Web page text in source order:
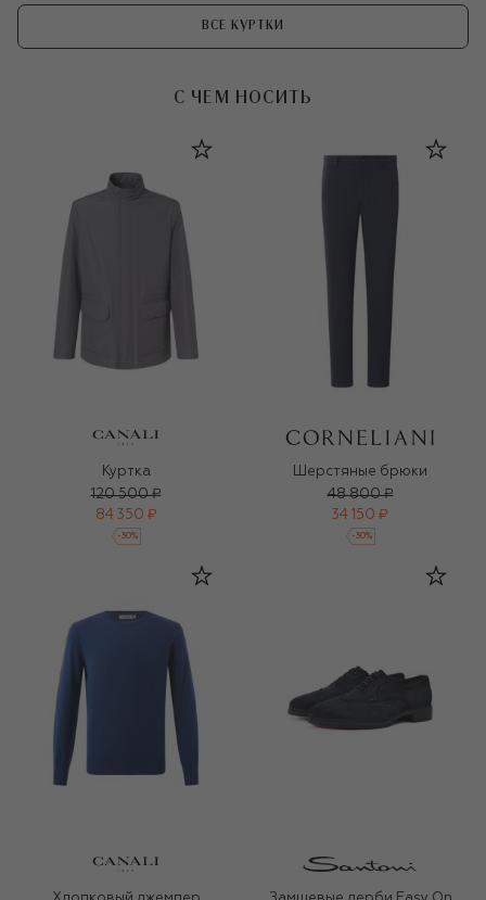
ВСЕ КУРТКИ
С ЧЕМ НОСИТЬ
Куртка
120 500 ₽
84 350 ₽
-30%
Шерстяные брюки
48 800 ₽
34 150 ₽
-30%